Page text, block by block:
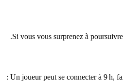
Si vous vous surprenez à
Un joueur peut se connecter à 9 h,